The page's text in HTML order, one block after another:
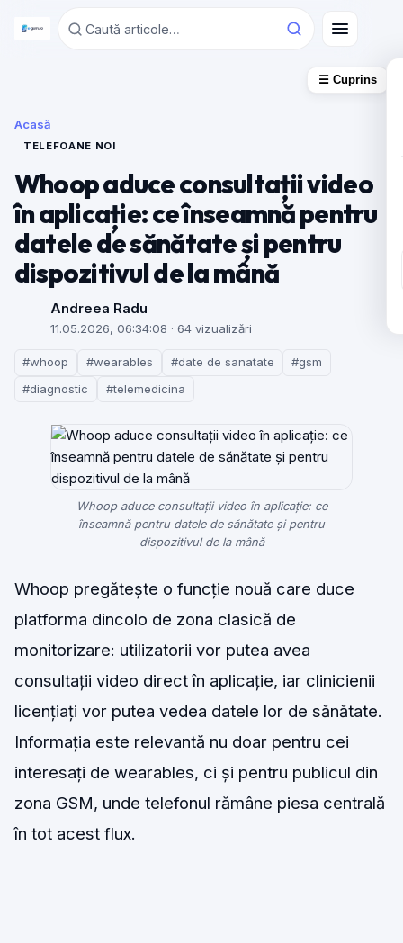
☰ Cuprins
Acasă
TELEFOANE NOI
Whoop aduce consultații video
în aplicație: ce înseamnă pentru
datele de sănătate și pentru
dispozitivul de la mână
Andreea Radu
11.05.2026, 06:34:08 · 64 vizualizări
#whoop #wearables #date de sanatate
#gsm
#diagnostic
#telemedicina
Whoop aduce consultații video în aplicație: ce
înseamnă pentru datele de sănătate și pentru
dispozitivul de la mână
Whoop pregătește o funcție nouă care duce
platforma dincolo de zona clasică de
monitorizare: utilizatorii vor putea avea
consultații video direct în aplicație, iar clinicienii
licențiați vor putea vedea datele lor de sănătate.
Informația este relevantă nu doar pentru cei
interesați de wearables, ci și pentru publicul din
zona GSM, unde telefonul rămâne piesa centrală
în tot acest flux.